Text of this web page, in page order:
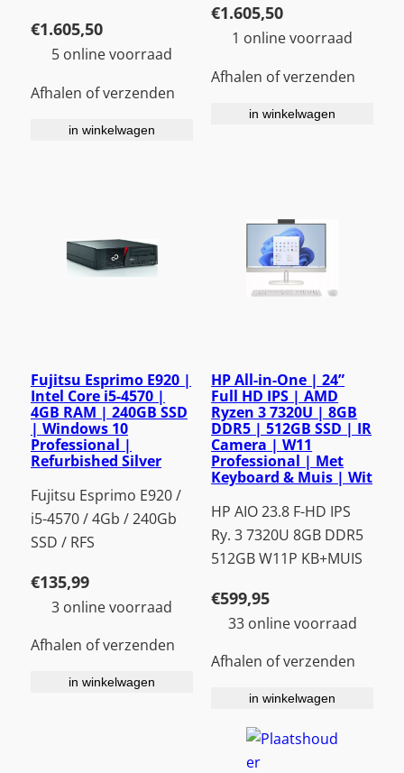
€1.605,50
5 online voorraad
Afhalen of verzenden
in winkelwagen
€1.605,50
1 online voorraad
Afhalen of verzenden
in winkelwagen
Fujitsu Esprimo E920 |
Intel Core i5-4570 |
4GB RAM | 240GB SSD
| Windows 10
Professional |
Refurbished Silver
Fujitsu Esprimo E920 /
i5-4570 / 4Gb / 240Gb
SSD / RFS
€135,99
3 online voorraad
Afhalen of verzenden
in winkelwagen
HP All-in-One | 24”
Full HD IPS | AMD
Ryzen 3 7320U | 8GB
DDR5 | 512GB SSD | IR
Camera | W11
Professional | Met
Keyboard & Muis | Wit
HP AIO 23.8 F-HD IPS
Ry. 3 7320U 8GB DDR5
512GB W11P KB+MUIS
€599,95
33 online voorraad
Afhalen of verzenden
in winkelwagen